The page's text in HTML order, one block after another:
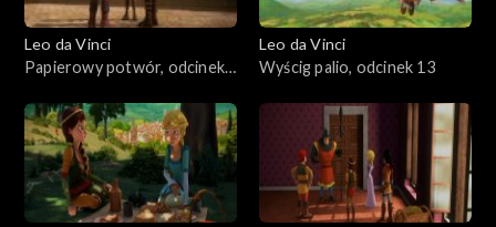
Leo da Vinci
Papierowy potwór, odcinek
Leo da Vinci
Wyścig palio, odcinek 13